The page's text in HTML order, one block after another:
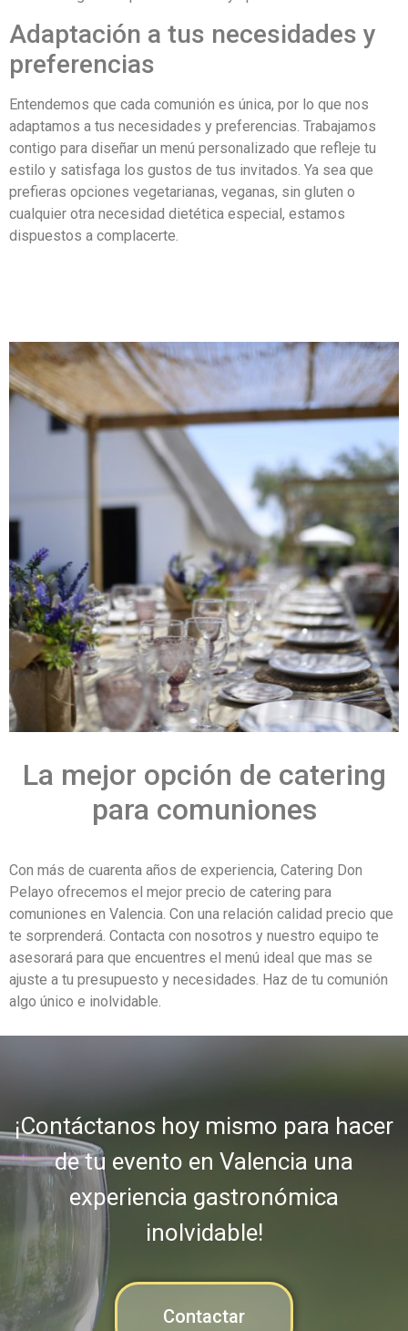
Adaptación a tus necesidades y
preferencias
Entendemos que cada comunión es única, por lo que nos
adaptamos a tus necesidades y preferencias. Trabajamos
contigo para diseñar un menú personalizado que refleje tu
estilo y satisfaga los gustos de tus invitados. Ya sea que
prefieras opciones vegetarianas, veganas, sin gluten o
cualquier otra necesidad dietética especial, estamos
dispuestos a complacerte.
La mejor opción de catering
para comuniones
Con más de cuarenta años de experiencia, Catering Don
Pelayo ofrecemos el mejor precio de catering para
comuniones en Valencia. Con una relación calidad precio que
te sorprenderá. Contacta con nosotros y nuestro equipo te
asesorará para que encuentres el menú ideal que mas se
ajuste a tu presupuesto y necesidades. Haz de tu comunión
algo único e inolvidable.
¡Contáctanos hoy mismo para hacer
de tu evento en Valencia una
experiencia gastronómica
inolvidable!
Contactar